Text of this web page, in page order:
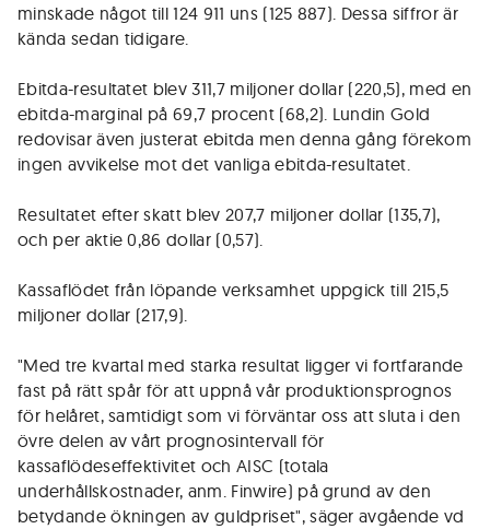
minskade något till 124 911 uns (125 887). Dessa siffror är
kända sedan tidigare.
Ebitda-resultatet blev 311,7 miljoner dollar (220,5), med en
ebitda-marginal på 69,7 procent (68,2). Lundin Gold
redovisar även justerat ebitda men denna gång förekom
ingen avvikelse mot det vanliga ebitda-resultatet.
Resultatet efter skatt blev 207,7 miljoner dollar (135,7),
och per aktie 0,86 dollar (0,57).
Kassaflödet från löpande verksamhet uppgick till 215,5
miljoner dollar (217,9).
"Med tre kvartal med starka resultat ligger vi fortfarande
fast på rätt spår för att uppnå vår produktionsprognos
för helåret, samtidigt som vi förväntar oss att sluta i den
övre delen av vårt prognosintervall för
kassaflödeseffektivitet och AISC (totala
underhållskostnader, anm. Finwire) på grund av den
betydande ökningen av guldpriset", säger avgående vd